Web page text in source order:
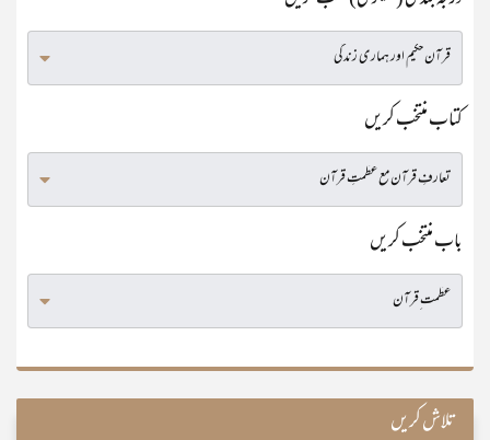
کتاب منتخب کریں
باب منتخب کریں
تلاش کریں